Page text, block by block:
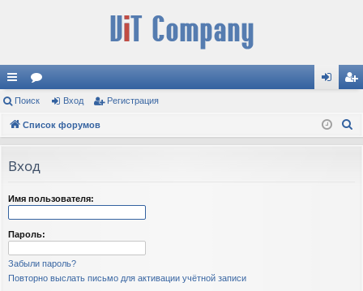
с
ы
и
ор
ум д ис
Поиск Вход Регистрация
Список форумов
Вход
Имя пользователя:
Пароль:
Забыли пароль?
Повторно выслать письмо для активации учётной записи